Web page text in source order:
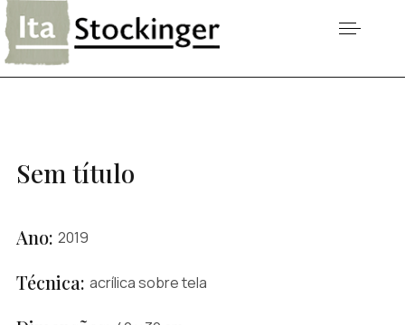
Sem título
Ano: 2019
Técnica: acrílica sobre tela